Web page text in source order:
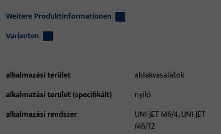
Weitere Produktinformationen
Varianten
alkalmazási terület
ablakvasalatok
alkalmazási terület (specifikált)
nyíló
alkalmazási rendszer
UNI-JET M6/4, UNI-JET
M6/12